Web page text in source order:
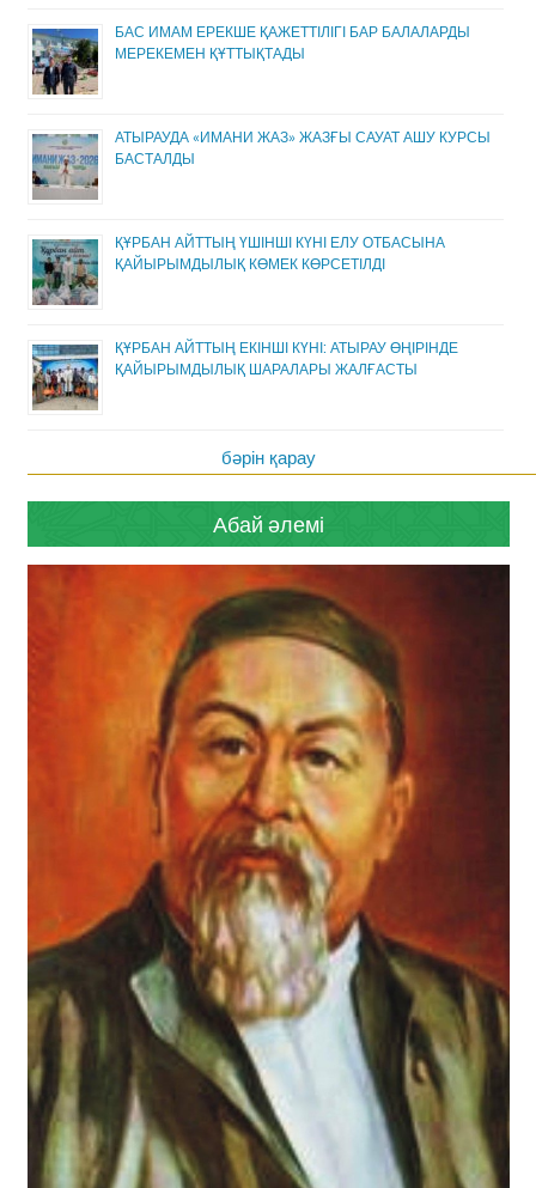
БАС ИМАМ ЕРЕКШЕ ҚАЖЕТТІЛІГІ БАР БАЛАЛАРДЫ
МЕРЕКЕМЕН ҚҰТТЫҚТАДЫ
АТЫРАУДА «ИМАНИ ЖАЗ» ЖАЗҒЫ САУАТ АШУ КУРСЫ
БАСТАЛДЫ
ҚҰРБАН АЙТТЫҢ ҮШІНШІ КҮНІ ЕЛУ ОТБАСЫНА
ҚАЙЫРЫМДЫЛЫҚ КӨМЕК КӨРСЕТІЛДІ
ҚҰРБАН АЙТТЫҢ ЕКІНШІ КҮНІ: АТЫРАУ ӨҢІРІНДЕ
ҚАЙЫРЫМДЫЛЫҚ ШАРАЛАРЫ ЖАЛҒАСТЫ
бәрін қарау
Абай әлемі